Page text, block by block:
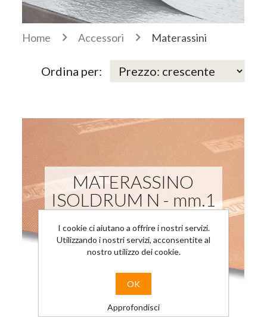
Home Accessori Materassini
Ordina per:
MATERASSINO
ISOLDRUM N - mm.1
(rotolo da ml 1x20)
materassino per posa di pavimenti
flottanti/galleggianti
Prezzo:€2,93
Disponibilità: 4320 M2
I cookie ci aiutano a offrire i nostri servizi.
Utilizzando i nostri servizi, acconsentite al
nostro utilizzo dei cookie.
OK
Approfondisci